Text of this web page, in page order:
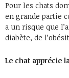
Pour les chats
en grande partie
a un risque que
diabète, de
Le chat apprécie